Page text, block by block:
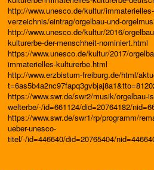
http://www.unesco.de/kultur/
verzeichnis/eintrag/orgelbau-und-
http://www.unesco.de/kultur/2016/
kulturerbe-der-menschheit-nominiert.html
https://www.unesco.de/kultur/2017/
immaterielles-kulturerbe.html
http://www.erzbistum-freiburg.de/html/
https://www.swr.de/swr2/musik/orgelbau-
welterbe/-/id=661124/did=20764182/
https://www.swr.de/swr1/rp/programm/
ueber-unesco-
titel/-/id=446640/did=20765404/